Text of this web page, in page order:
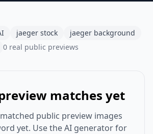
jaeger stock
jaeger background
0 real public previews
matches yet
matched public preview images
yet. Use the AI generator for